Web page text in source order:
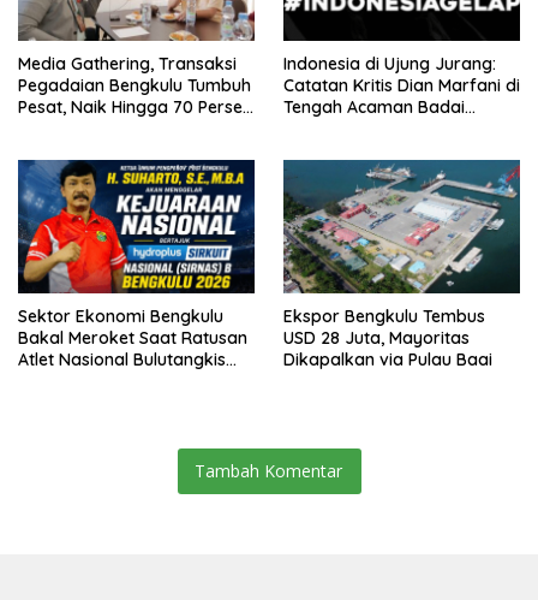
Media Gathering, Transaksi
Pegadaian Bengkulu Tumbuh
Pesat, Naik Hingga 70 Persen
Indonesia di Ujung Jurang:
Catatan Kritis Dian Marfani di
Tengah Acaman Badai
Sektor Ekonomi Bengkulu
Bakal Meroket Saat Ratusan
Atlet Nasional Bulutangkis
Ekspor Bengkulu Tembus
USD 28 Juta, Mayoritas
Dikapalkan via Pulau Baai
Tambah Komentar